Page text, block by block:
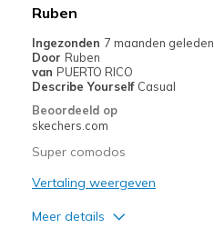
Ruben
Ingezonden 7 maanden geleden
Door Ruben
van PUERTO RICO
Describe Yourself Casual
Beoordeeld op
skechers.com
Super comodos
Vertaling weergeven
Meer details